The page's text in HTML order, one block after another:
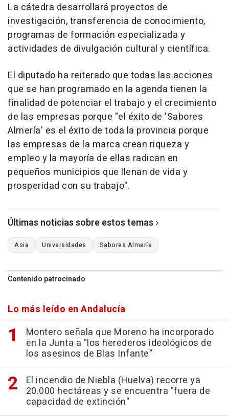
La cátedra desarrollará proyectos de
investigación, transferencia de conocimiento,
programas de formación especializada y
actividades de divulgación cultural y científica.
El diputado ha reiterado que todas las acciones
que se han programado en la agenda tienen la
finalidad de potenciar el trabajo y el crecimiento
de las empresas porque "el éxito de 'Sabores
Almería' es el éxito de toda la provincia porque
las empresas de la marca crean riqueza y
empleo y la mayoría de ellas radican en
pequeños municipios que llenan de vida y
prosperidad con su trabajo".
Últimas noticias sobre estos temas
Asia Universidades Sabores Almería
Contenido patrocinado
Lo más leído en Andalucía
Montero señala que Moreno ha incorporado
en la Junta a "los herederos ideológicos de
los asesinos de Blas Infante"
El incendio de Niebla (Huelva) recorre ya
20.000 hectáreas y se encuentra "fuera de
capacidad de extinción"